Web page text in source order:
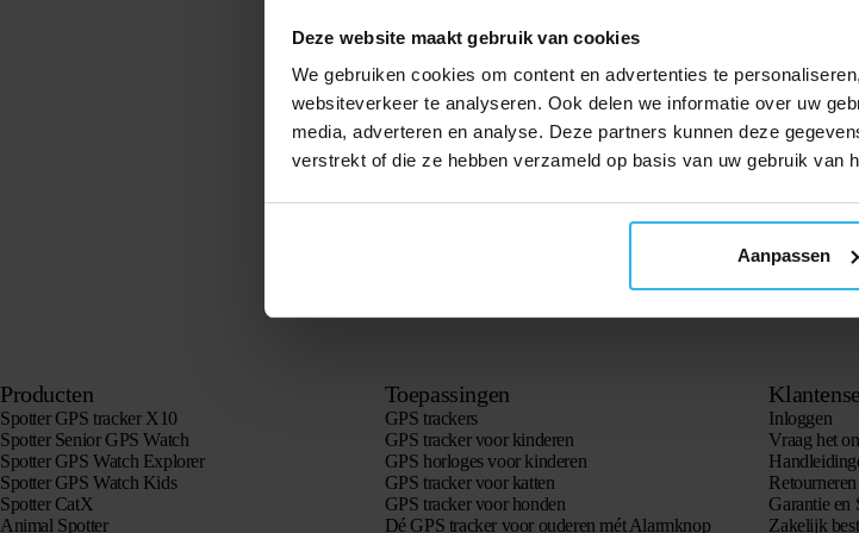
Deze website maakt gebruik van cookies
We gebruiken cookies om content en advertenties te
websiteverkeer te analyseren. Ook delen we informatie over uw
media, adverteren en analyse. Deze partners kunnen deze
verstrekt of die ze hebben verzameld op basis van uw gebruik van
Aanpassen
bellen?
Om u goed en zo snel mogelijk te kunnen helpen met een
vraag of probleem, hebben wij ervoor gekozen om per e-
mail te communiceren. Zo kunnen wij u snel helpen…
Lees meer
Producten
Spotter GPS tracker X10
Spotter Senior GPS Watch
Spotter GPS Watch Explorer
Spotter GPS Watch Kids
Spotter CatX
Animal Spotter
Toepassingen
GPS trackers
GPS tracker voor kinderen
GPS horloges voor kinderen
GPS tracker voor katten
GPS tracker voor honden
Dé GPS tracker voor ouderen mét Alarmknop
Inloggen
Vraag het
Retourneren
Garantie en
Zakelijk